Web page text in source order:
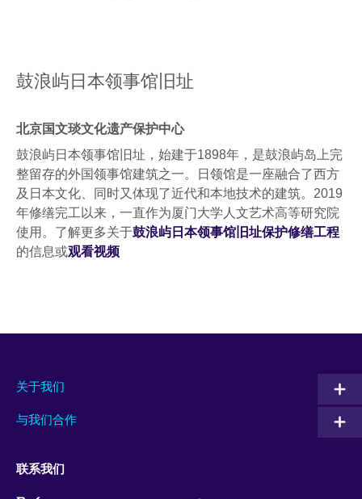
鼓浪屿日本领事馆旧址
北京国文琰文化遗产保护中心
鼓浪屿日本领事馆旧址，始建于1898年，是鼓浪屿岛上完
整留存的外国领事馆建筑之一。日领馆是一座融合了西方
及日本文化、同时又体现了近代和本地技术的建筑。2019
年修缮完工以来，一直作为厦门大学人文艺术高等研究院
使用。了解更多关于鼓浪屿日本领事馆旧址保护修缮工程
的信息或观看视频
关于我们
与我们合作
联系我们